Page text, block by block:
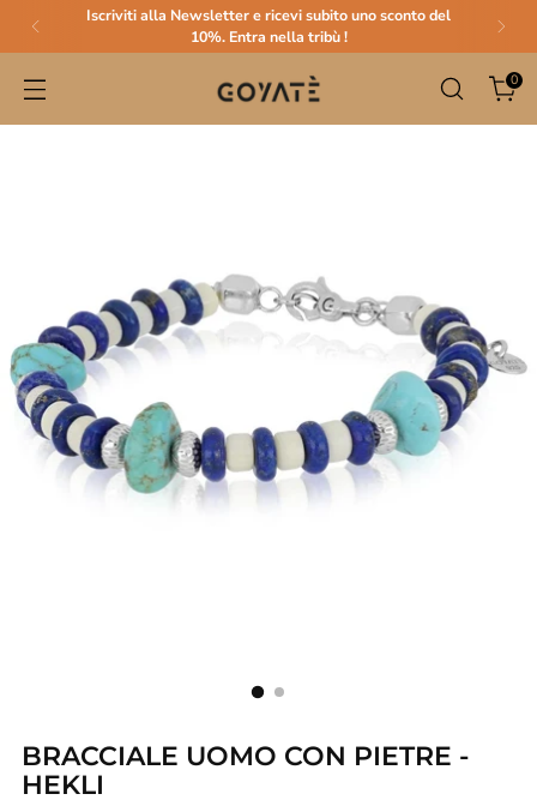
Iscriviti alla Newsletter e ricevi subito uno sconto del
10%. Entra nella tribù !
0
BRACCIALE UOMO CON PIETRE -
HEKLI